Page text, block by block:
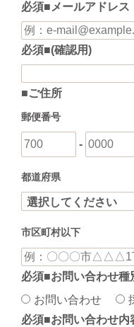
必須■メールアドレス
必須■(確認用)
■ご住所
郵便番号
-
都道府県
市区町村以下
必須■お問い合わせ種
お問い合わせ
必須■お問い合わせ内